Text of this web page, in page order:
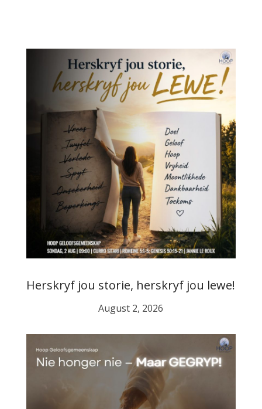
Herskryf jou storie, herskryf jou lewe!
August 2, 2026